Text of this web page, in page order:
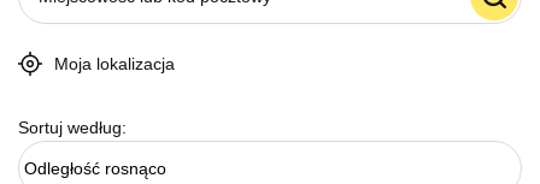
Moja lokalizacja
Sortuj według:
Odległość rosnąco